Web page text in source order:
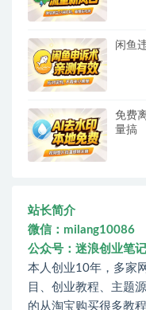
闲鱼
免费
量搞
站长简介
微信：milang10086
公众号：迷浪创业笔记
本人创业10年，多家
目、创业教程、主题
的从淘宝购买很多教